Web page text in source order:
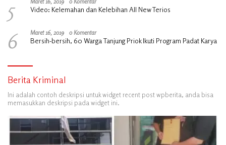
5 Video: Kelemahan dan Kelebihan All New Terios
6 Maret 16, 2019 0 Komentar
Bersih-bersih, 60 Warga Tanjung Priok Ikuti Program Padat Karya
Berita Kriminal
Ini adalah contoh deskripsi untuk widget recent post wpberita, anda bisa
memasukkan deskripsi pada widget ini.